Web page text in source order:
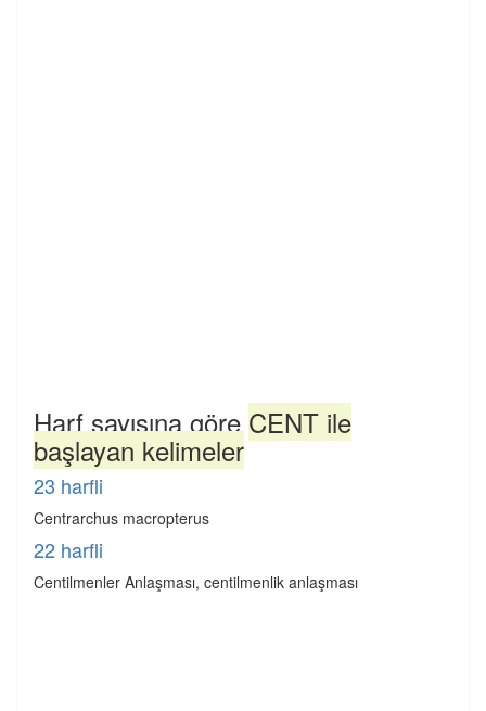
Harf sayısına göreCENT ile
başlayan kelimeler
23 harfli
Centrarchus macropterus
22 harfli
Centilmenler Anlaşması, centilmenlik anlaşması